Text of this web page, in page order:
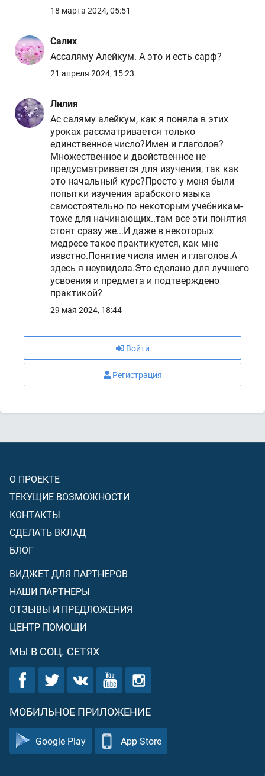
18 марта 2024, 05:51
Салих
Ассаляму Алейкум. А это и есть сарф?
21 апреля 2024, 15:23
Лилия
Ас саляму алейкум, как я поняла в этих
уроках рассматривается только
единственное число?Имен и глаголов?
Множественное и двойственное не
предусматривается для изучения, так как
это начальный курс?Просто у меня были
попытки изучения арабского языка
самостоятельно по некоторым учебникам-
тоже для начинающих..там все эти понятия
стоят сразу же...И даже в некоторых
медресе такое практикуется, как мне
извстно.Понятие числа имен и глаголов.А
здесь я неувидела.Это сделано для лучшего
усвоения и предмета и подтверждено
практикой?
29 мая 2024, 18:44
Войти
Регистрация
О ПРОЕКТЕ
ТЕКУЩИЕ ВОЗМОЖНОСТИ
КОНТАКТЫ
СДЕЛАТЬ ВКЛАД
БЛОГ
ВИДЖЕТ ДЛЯ ПАРТНЕРОВ
НАШИ ПАРТНЕРЫ
ОТЗЫВЫ И ПРЕДЛОЖЕНИЯ
ЦЕНТР ПОМОЩИ
МЫ В СОЦ. СЕТЯХ
МОБИЛЬНОЕ ПРИЛОЖЕНИЕ
Google Play App Store